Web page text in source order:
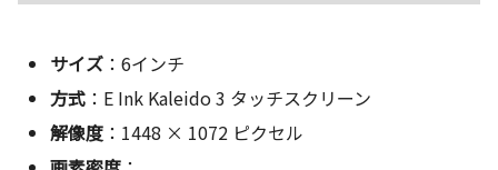
サイズ ：6インチ
方式 ：E Ink Kaleido 3 タッチスクリーン
解像度 ：1448 × 1072 ピクセル